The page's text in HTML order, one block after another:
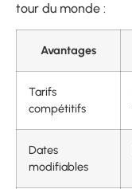
tour du monde :
Avantages
Tarifs
compétitifs
Dates
modifiables